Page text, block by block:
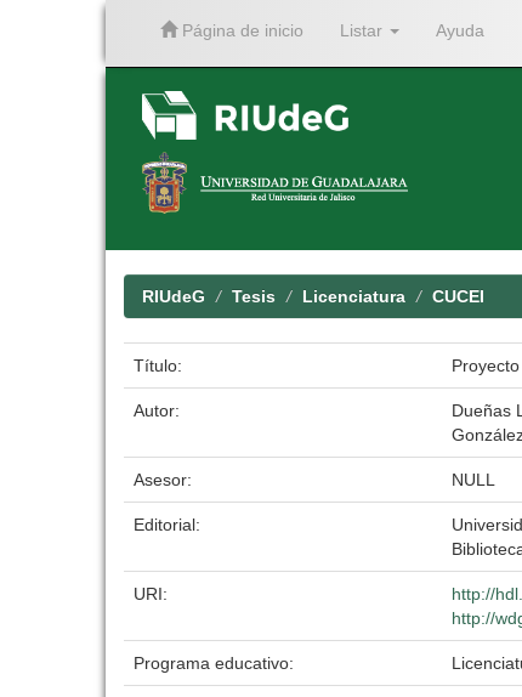
Página de inicio Listar Ayuda
RIUdeG Tesis Licenciatura CUCEI
Título:
Autor:
Dueñas
Asesor: NULL
Editorial:
URI:
http://
http://
Programa educativo: